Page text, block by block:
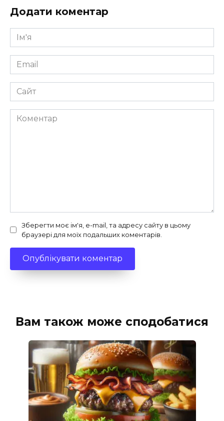
Додати коментар
Ім'я
*
Email
*
Сайт
Коментар
Зберегти моє ім'я, e-mail, та адресу сайту в цьому
браузері для моїх подальших коментарів.
Вам також може сподобатися